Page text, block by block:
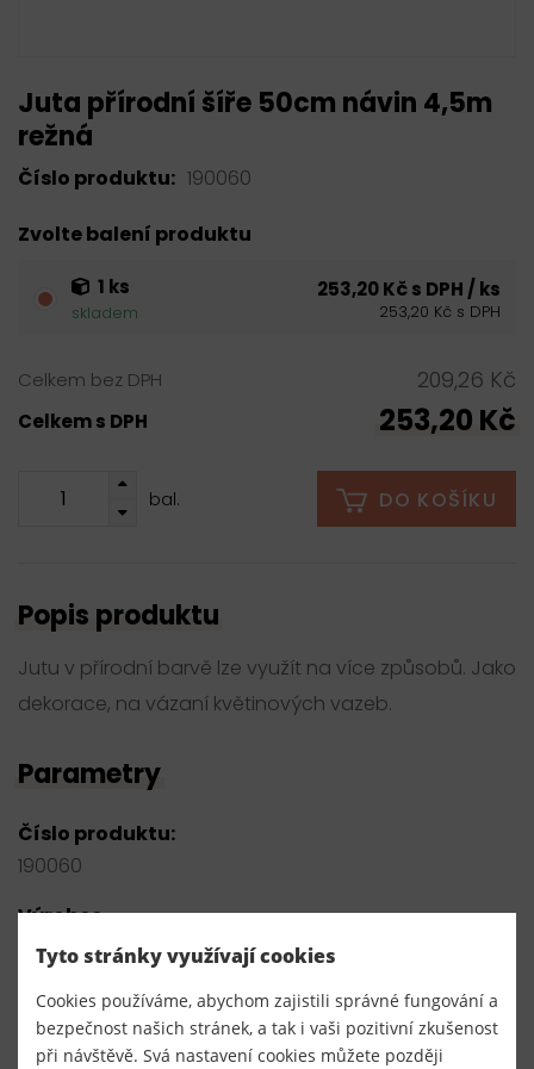
Juta přírodní šíře 50cm návin 4,5m
režná
Číslo produktu: 190060
Zvolte balení produktu
1 ks
skladem
253,20 Kč s DPH / ks
253,20 Kč s DPH
Celkem bez DPH 209,26 Kč
Celkem s DPH 253,20 Kč
bal. DO KOŠÍKU
Popis produktu
Jutu v přírodní barvě lze využít na více způsobů. Jako
dekorace, na vázaní květinových vazeb.
Parametry
Číslo produktu:
190060
Výrobce
EU
Dodavatel
TKACZIK s.r.o.
Tyto stránky využívají cookies
Cookies používáme, abychom zajistili správné fungování a
bezpečnost našich stránek, a tak i vaši pozitivní zkušenost
při návštěvě. Svá nastavení cookies můžete později